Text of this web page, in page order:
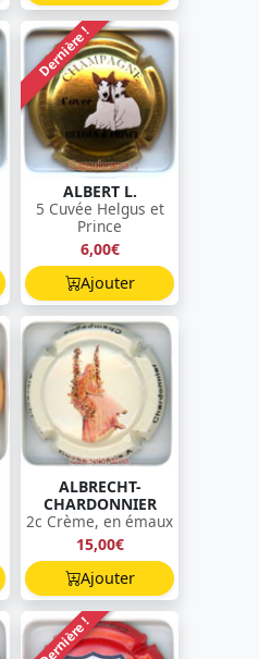
Dernière !
ALBERT L.
5 Cuvée Helgus et
Prince
6,00€
Ajouter
ALBRECHT-
CHARDONNIER
2c Crème, en émaux
15,00€
Ajouter
Dernière !